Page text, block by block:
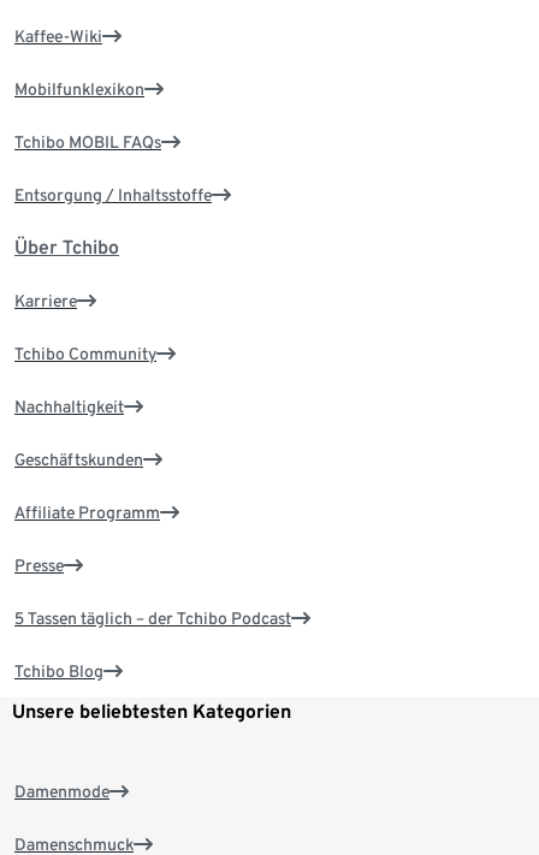
Kaffee-Wiki
Mobilfunklexikon
Tchibo MOBIL FAQs
Entsorgung / Inhaltsstoffe
Über Tchibo
Karriere
Tchibo Community
Nachhaltigkeit
Geschäftskunden
Affiliate Programm
Presse
5 Tassen täglich – der Tchibo Podcast
Tchibo Blog
Unsere beliebtesten Kategorien
Damenmode
Damenschmuck